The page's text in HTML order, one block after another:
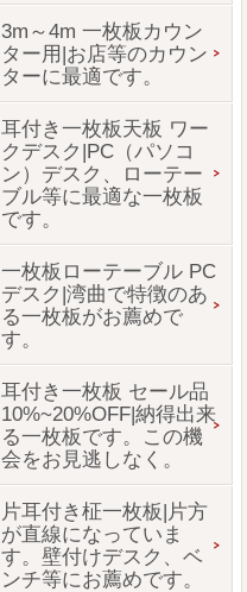
3m～4m 一枚板カウン
ター用|お店等のカウン
ターに最適です。
耳付き一枚板天板 ワー
クデスク|PC（パソコ
ン）デスク、ローテー
ブル等に最適な一枚板
です。
一枚板ローテーブル PC
デスク|湾曲で特徴のあ
る一枚板がお薦めで
す。
耳付き一枚板 セール品
10%~20%OFF|納得出来
る一枚板です。この機
会をお見逃しなく。
片耳付き柾一枚板|片方
が直線になっていま
す。壁付けデスク、ベ
ンチ等にお薦めです。